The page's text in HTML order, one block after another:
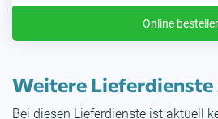
Online
Weitere Lieferdienste
Bei diesen Lieferdienste ist aktuell